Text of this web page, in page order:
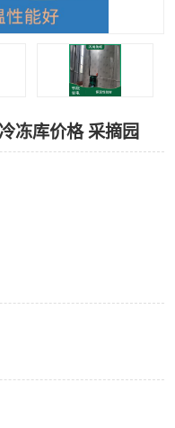
冻库价格 采摘园
库安装，小型冻库造价
宜宾冷库，宜宾冻库设备